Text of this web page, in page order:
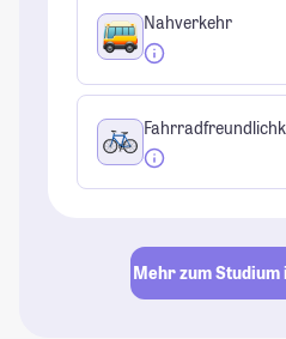
Nahverkehr
Mehr zum